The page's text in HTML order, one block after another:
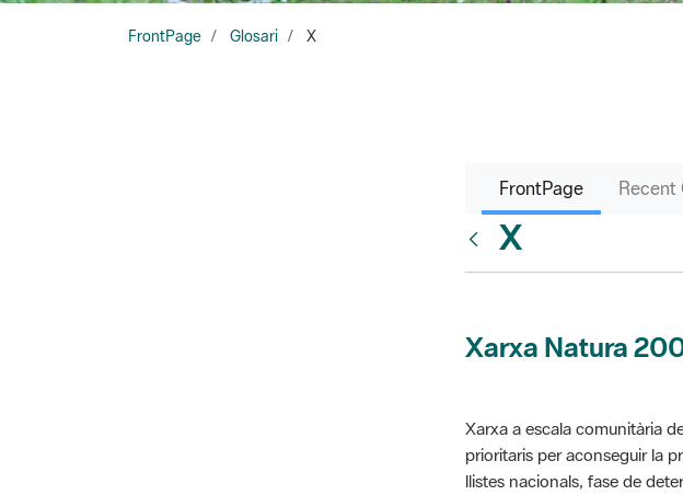
FrontPage Glosari X
FrontPage Recent
X
Xarxa Natura
Xarxa a escala comunitària
prioritaris per aconseguir la
llistes nacionals, fase de